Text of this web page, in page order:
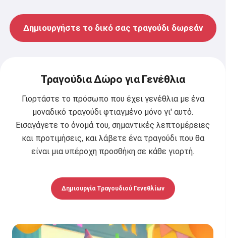
Δημιουργήστε το δικό σας τραγούδι δωρεάν
Τραγούδια Δώρο για Γενέθλια
Γιορτάστε το πρόσωπο που έχει γενέθλια με ένα
μοναδικό τραγούδι φτιαγμένο μόνο γι' αυτό.
Εισαγάγετε το όνομά του, σημαντικές λεπτομέρειες
και προτιμήσεις, και λάβετε ένα τραγούδι που θα
είναι μια υπέροχη προσθήκη σε κάθε γιορτή.
Δημιουργία Τραγουδιού Γενεθλίων